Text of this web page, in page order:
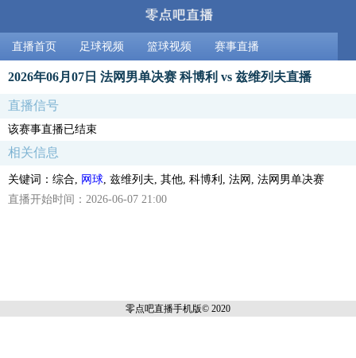
直播首页 足球视频 篮球视频 赛事直播
2026年06月07日 法网男单决赛 科博利 vs 兹维列夫直播
直播信号
该赛事直播已结束
相关信息
关键词：综合, 网球 , 兹维列夫, 其他, 科博利, 法网, 法网男单决赛
直播开始时间：2026-06-07 21:00
零点吧直播手机版© 2020